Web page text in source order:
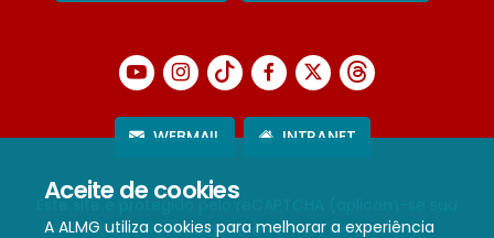
Aceite de cookies
A ALMG utiliza cookies para melhorar a experiência
WEBMAIL INTRANET
Este site é protegido pelo reCAPTCHA (aplicam-se sua
Política de PrivacidadeeTermos de Serviço).